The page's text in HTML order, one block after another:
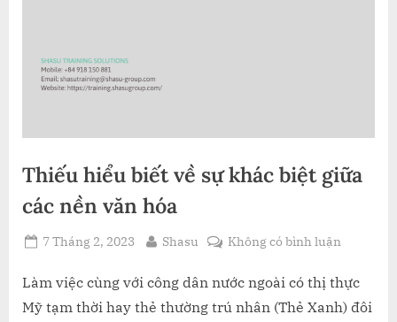
Thiếu hiểu biết về sự khác biệt giữa
các nền văn hóa
Posted
7 Tháng 2, 2023 By
Shasu Không có bình luậnở
hiểu
biết
Làm việc cùng với công dân nước ngoài có thị thực
Mỹ tạm thời hay thẻ thường trú nhân (Thẻ Xanh) đôi